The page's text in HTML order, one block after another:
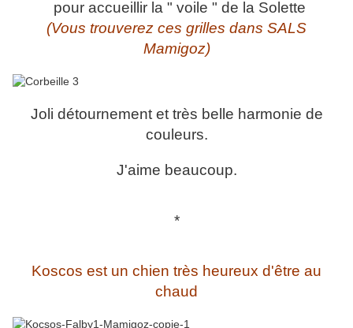
pour accueillir la " voile " de la Solette
(Vous trouverez ces grilles dans SALS
Mamigoz)
Joli détournement et très belle harmonie de
couleurs.
J'aime beaucoup.
*
Koscos est un chien très heureux d'être au
chaud